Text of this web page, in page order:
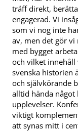
träff direkt,
engagerad. Vi
som vi nog inte
av, men det gör
med bygget
och vilket innehåll
svenska historien
och självkörande
alltid hända något
upplevelser.
viktigt
att synas mitt i